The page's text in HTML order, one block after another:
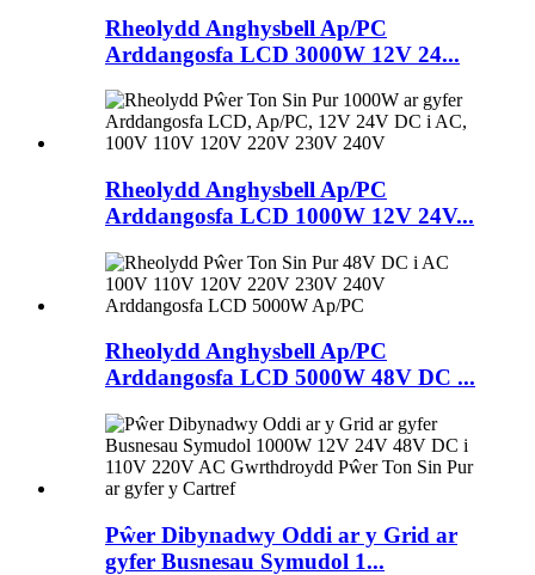
Rheolydd Anghysbell Ap/PC
Arddangosfa LCD 3000W 12V 24...
Rheolydd Anghysbell Ap/PC
Arddangosfa LCD 1000W 12V 24V...
Rheolydd Anghysbell Ap/PC
Arddangosfa LCD 5000W 48V DC ...
Pŵer Dibynadwy Oddi ar y Grid ar
gyfer Busnesau Symudol 1...